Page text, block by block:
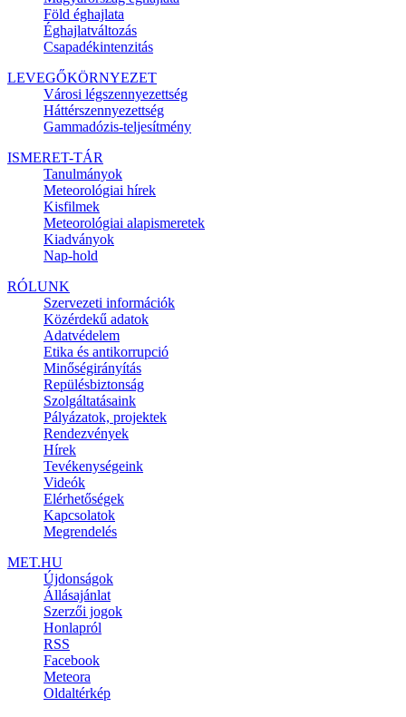
Föld éghajlata
Éghajlatváltozás
Csapadékintenzitás
LEVEGŐKÖRNYEZET
Városi légszennyezettség
Háttérszennyezettség
Gammadózis-teljesítmény
ISMERET-TÁR
Tanulmányok
Meteorológiai hírek
Kisfilmek
Meteorológiai alapismeretek
Kiadványok
Nap-hold
RÓLUNK
Szervezeti információk
Közérdekű adatok
Adatvédelem
Etika és antikorrupció
Minőségirányítás
Repülésbiztonság
Szolgáltatásaink
Pályázatok, projektek
Rendezvények
Hírek
Tevékenységeink
Videók
Elérhetőségek
Kapcsolatok
Megrendelés
MET.HU
Újdonságok
Állásajánlat
Szerzői jogok
Honlapról
RSS
Facebook
Meteora
Oldaltérkép